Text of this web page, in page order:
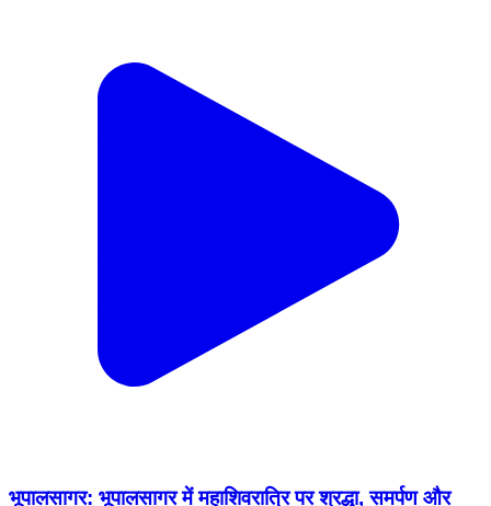
भूपालसागर: भूपालसागर में महाशिवरात्रि पर श्रद्धा, समर्पण और